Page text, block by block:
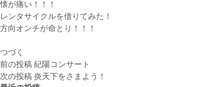
懐が痛い！！！
レンタサイクルを借りてみた！
方向オンチが命とり！！！
つづく
投
稿
前の投稿 紀陽コンサート
次の投稿 炎天下をさまよう！